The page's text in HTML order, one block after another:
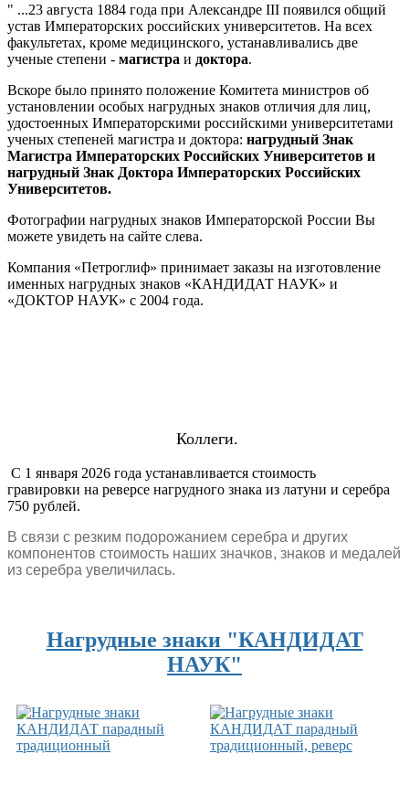
" ...23 августа 1884 года при Александре III появился общий
устав Императорских российских университетов. На всех
факультетах, кроме медицинского, устанавливались две
ученые степени - магистра и доктора.
Вскоре было принято положение Комитета министров об
установлении особых нагрудных знаков отличия для лиц,
удостоенных Императорскими российскими университетами
ученых степеней магистра и доктора: нагрудный Знак
Магистра Императорских Российских Университетов и
нагрудный Знак Доктора Императорских Российских
Университетов.
Фотографии нагрудных знаков Императорской России Вы
можете увидеть на сайте слева.
Компания «Петроглиф» принимает заказы на изготовление
именных нагрудных знаков «КАНДИДАТ НАУК» и
«ДОКТОР НАУК» с 2004 года.
Коллеги.
С 1 января 2026 года устанавливается стоимость
гравировки на реверсе нагрудного знака из латуни и серебра
750 рублей.
В связи с резким подорожанием серебра и других
компонентов стоимость наших значков, знаков и медалей
из серебра увеличилась.
Нагрудные знаки "КАНДИДАТ
НАУК"